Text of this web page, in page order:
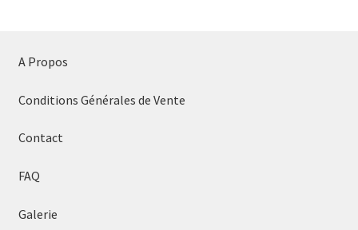
A Propos
Conditions Générales de Vente
Contact
FAQ
Galerie